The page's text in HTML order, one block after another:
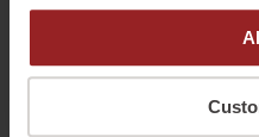
Pegar